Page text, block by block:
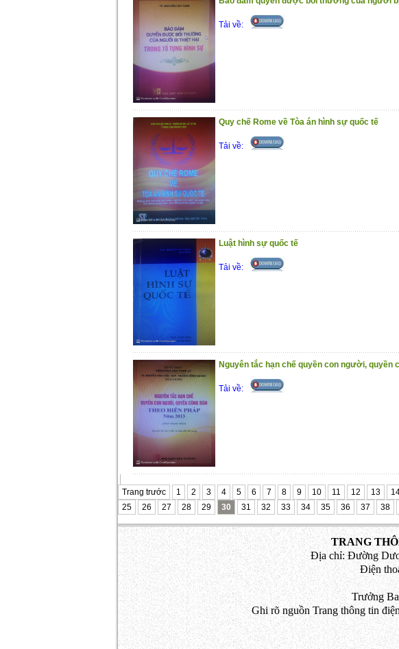
Tải về:
Quy chế Rome về Tòa án hình sự quốc tế
Tải về:
Luật hình sự quốc tế
Tải về:
Nguyên tắc hạn chế quyền con người, quyền
Tải về:
Trang trước 1 2 3 4 5 6 7 8 9 10 11 12 13
25
26 27 28 29 30 31 32 33 34 35 36 37 38
TRANG
Địa chỉ: Đường
Điện
Trưởng
Ghi rõ nguồn Trang thông tin